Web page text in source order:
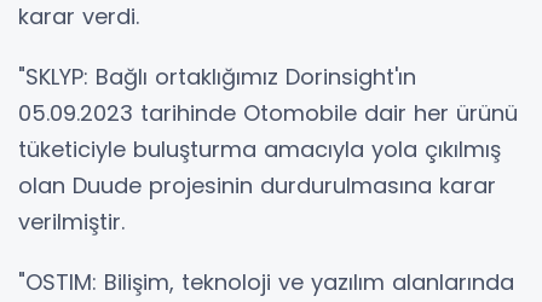
karar verdi.
"SKLYP: Bağlı ortaklığımız Dorinsight'ın
05.09.2023 tarihinde Otomobile dair her ürünü
tüketiciyle buluşturma amacıyla yola çıkılmış
olan Duude projesinin durdurulmasına karar
verilmiştir.
"OSTIM: Bilişim, teknoloji ve yazılım alanlarında